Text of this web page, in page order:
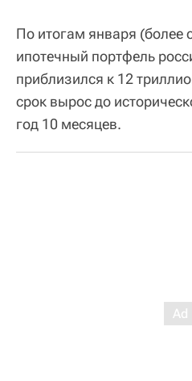
По итогам января (более
ипотечный портфель
приблизился к 12
срок вырос до
год 10 месяцев.